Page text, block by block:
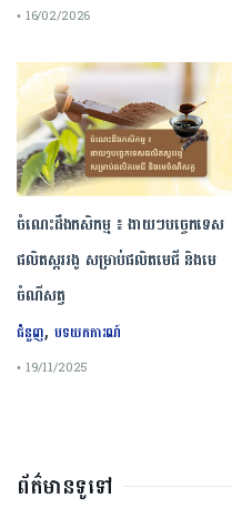
• 16/02/2026
ចំណេះដឹងកសិកម្ម ៖ ងាយៗបច្ចេកទេស
ផលិតស្កររងូ សម្រាប់ផលិតមេជី និងមេ
ចំណីសត្វ
ជំនួញ,បទយកការណ៍
• 19/11/2025
ព័ត៌មានទូទៅ